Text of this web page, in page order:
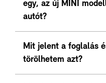
egy, az új MINI
autót?
Mit jelent a foglalás
törölhetem azt?